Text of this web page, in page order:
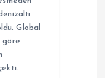
Global
göre